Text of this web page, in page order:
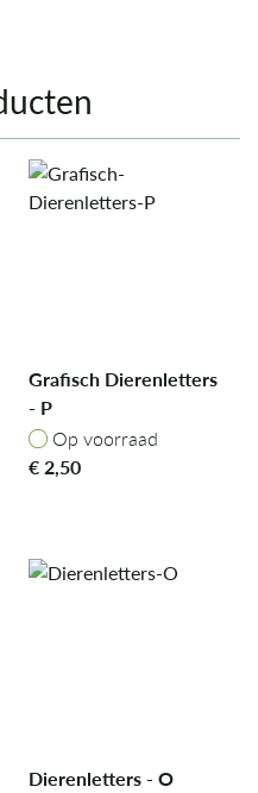
Grafisch Dierenletters
- P
Op voorraad
Op voorraad
€2,50
Dierenletters - O